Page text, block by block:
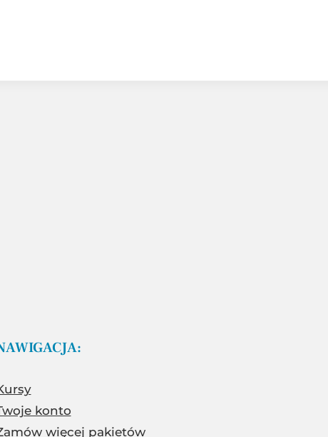
konto
więcej pakietów